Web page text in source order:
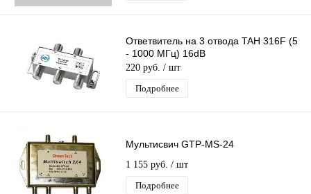
Ответвитель на 3 отвода TAH 316F (5
- 1000 МГц) 16dB
220 руб. / шт
Подробнее
Мультисвич GTP-MS-24
1 155 руб. / шт
Подробнее